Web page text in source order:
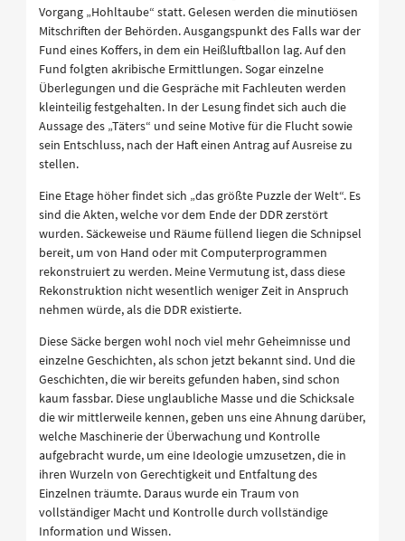
Vorgang „Hohltaube“ statt. Gelesen werden die minutiösen
Mitschriften der Behörden. Ausgangspunkt des Falls war der
Fund eines Koffers, in dem ein Heißluftballon lag. Auf den
Fund folgten akribische Ermittlungen. Sogar einzelne
Überlegungen und die Gespräche mit Fachleuten werden
kleinteilig festgehalten. In der Lesung findet sich auch die
Aussage des „Täters“ und seine Motive für die Flucht sowie
sein Entschluss, nach der Haft einen Antrag auf Ausreise zu
stellen.
Eine Etage höher findet sich „das größte Puzzle der Welt“. Es
sind die Akten, welche vor dem Ende der DDR zerstört
wurden. Säckeweise und Räume füllend liegen die Schnipsel
bereit, um von Hand oder mit Computerprogrammen
rekonstruiert zu werden. Meine Vermutung ist, dass diese
Rekonstruktion nicht wesentlich weniger Zeit in Anspruch
nehmen würde, als die DDR existierte.
Diese Säcke bergen wohl noch viel mehr Geheimnisse und
einzelne Geschichten, als schon jetzt bekannt sind. Und die
Geschichten, die wir bereits gefunden haben, sind schon
kaum fassbar. Diese unglaubliche Masse und die Schicksale
die wir mittlerweile kennen, geben uns eine Ahnung darüber,
welche Maschinerie der Überwachung und Kontrolle
aufgebracht wurde, um eine Ideologie umzusetzen, die in
ihren Wurzeln von Gerechtigkeit und Entfaltung des
Einzelnen träumte. Daraus wurde ein Traum von
vollständiger Macht und Kontrolle durch vollständige
Information und Wissen.